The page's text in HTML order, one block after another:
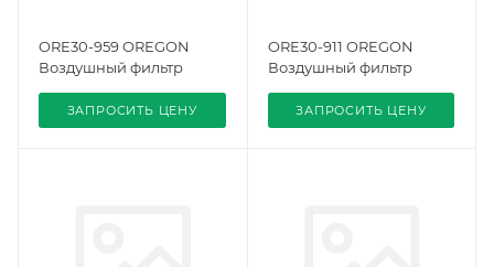
ORE30-959 OREGON
Воздушный фильтр
ЗАПРОСИТЬ ЦЕНУ
ORE30-911 OREGON
Воздушный фильтр
ЗАПРОСИТЬ ЦЕНУ